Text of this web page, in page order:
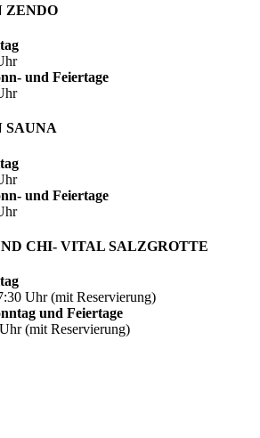
ZENDO
und Feiertage
SAUNA
und Feiertage
CHI- VITAL SALZGROTTE
Uhr (mit Reservierung)
und Feiertage
(mit Reservierung)